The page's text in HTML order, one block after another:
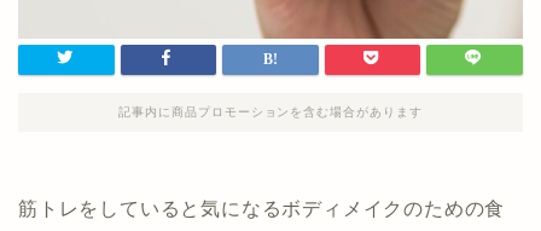
記事内に商品プロモーションを含む場合があります
筋トレをしていると気になるボディメイクのための食